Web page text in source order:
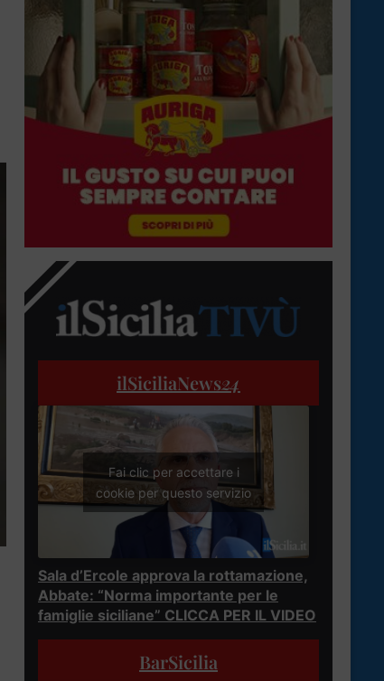
ilSiciliaNews24
Fai clic per accettare i
cookie per questo servizio
Sala d’Ercole approva la rottamazione,
Abbate: “Norma importante per le
famiglie siciliane” CLICCA PER IL VIDEO
BarSicilia